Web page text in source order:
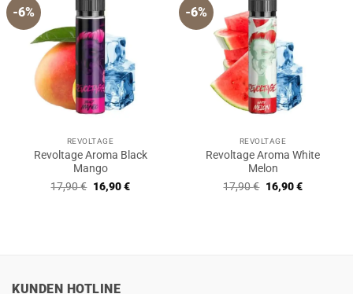
-6%
REVOLTAGE
Revoltage Aroma Black
Mango
17,90€ Ursprünglicher
Preis
16,90€Aktueller
-6%
REVOLTAGE
Revoltage Aroma White
Melon
17,90€ Ursprünglicher
Preis
16,90€Aktueller
KUNDEN HOTLINE